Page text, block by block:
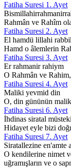
Fatiha Suresi 1. Ayet
Rahmân ve Rahîm
Fatiha Suresi 2. Ayet
El hamdü lillahi
Hamd o âlemlerin
Fatiha Suresi 3. Ayet
Er rahmanir rahiym
O Rahmân ve Rahim,
Fatiha Suresi 4. Ayet
Maliki yevmid din
O, din gününün
Fatiha Suresi 6. Ayet
İhdinas siratal
Hidayet eyle bizi
Fatiha Suresi 7. Ayet
Siratallezine
O kendilerine nimet
uğramışların ve o